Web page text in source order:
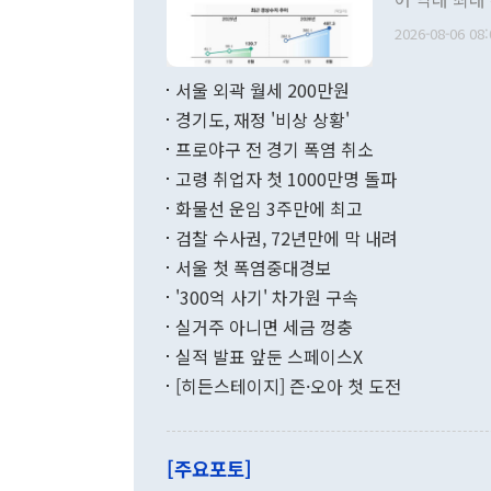
관의 무리한
다. [정동영 통일부 장관이 지난달 23일 오후 서울 종로구 정부서울청사에
무너졌다고
함께 4자 대
"우리의 선
관은 업무
료=한국은행] 한국은행이 6일 발표한 '2026년 6월 국제수지(잠정)'
며 월간 기
196.9% 급
수출은
기록했지만
로 전환됐다.
는 배당수입
2026-08-06
서울 외곽 월세 200만원
경기도, 재정 '비상 상황'
프로야구 전 경기 폭염 취소
고령 취업자 첫 1000만명 돌파
화물선 운임 3주만에 최고
검찰 수사권, 72년만에 막 내려
서울 첫 폭염중대경보
'300억 사기' 차가원 구속
실거주 아니면 세금 껑충
실적 발표 앞둔 스페이스X
[히든스테이지] 즌·오아 첫 도전
[주요포토]